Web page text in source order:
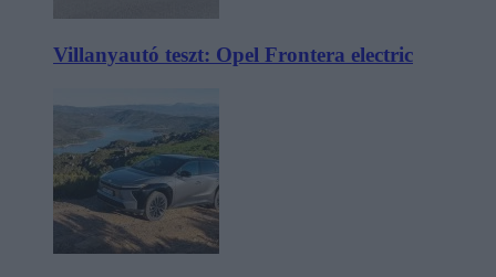
Villanyautó teszt: Opel Frontera electric